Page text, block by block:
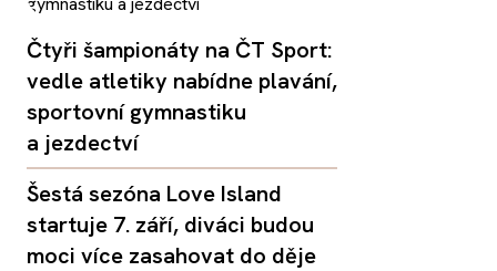
Čtyři šampionáty na ČT Sport:
vedle atletiky nabídne plavání,
sportovní gymnastiku
a jezdectví
Šestá sezóna Love Island
startuje 7. září, diváci budou
moci více zasahovat do děje